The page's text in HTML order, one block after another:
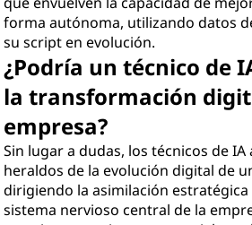
forma autónoma, utilizando datos
su script en evolución.
¿Podría un técnico de
la transformación
empresa?
Sin lugar a dudas, los técnicos de
heraldos de la evolución digital de
dirigiendo la asimilación estratégica
sistema nervioso central de la